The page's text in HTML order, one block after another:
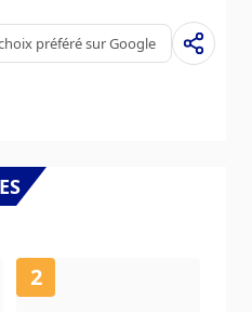
异。贸易争端或领土冲
致股市波动，自然灾
币波动也会对亚洲股票
出口导向型经济体中
préféré sur Google
2